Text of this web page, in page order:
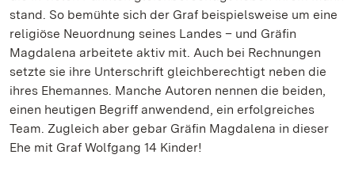
stand. So bemühte sich der Graf beispielsweise um eine
religiöse Neuordnung seines Landes – und Gräfin
Magdalena arbeitete aktiv mit. Auch bei Rechnungen
setzte sie ihre Unterschrift gleichberechtigt neben die
ihres Ehemannes. Manche Autoren nennen die beiden,
einen heutigen Begriff anwendend, ein erfolgreiches
Team. Zugleich aber gebar Gräfin Magdalena in dieser
Ehe mit Graf Wolfgang 14 Kinder!